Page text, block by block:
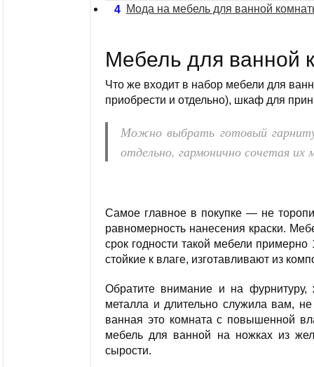
4
Мода на мебель для ванной
Мебель для ванной
Что же входит в набор мебели для
приобрести и отдельно), шкаф для
Можно выбрать готовый
отдельно, гармонично сочетая
Самое главное в покупке — не
равномерность нанесения краски.
срок годности такой мебели
стойкие к влаге, изготавливают из
Обратите внимание и на фурнитуру,
металла и длительно служила вам,
ванная это комната с повышенной
мебель для ванной на ножках из
сырости.